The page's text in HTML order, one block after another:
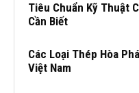
Tiêu Chuẩn Kỹ Thuật
Cần Biết
Các Loại Thép Hòa
Việt Nam